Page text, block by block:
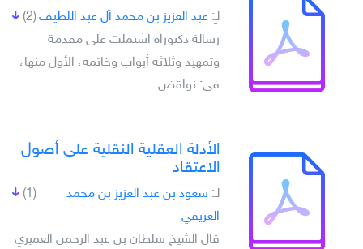
(2) لـِ: عبد العزيز بن محمد آل عبد اللطيف
رسالة دكتوراه اشتملت على مقدمة
وتمهيد وثلاثة أبواب وخاتمة، الأول منها،
في: نواقض
الأدلة العقلية النقلية على أصول
الاعتقاد
(1) لـِ: سعود بن عبد العزيز بن محمد
العريفي
قال الشيخ سلطان بن عبد الرحمن العميري